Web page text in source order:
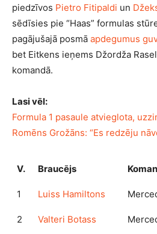
piedzīvos Pietro Fitipaldi un
sēdīsies pie “Haas” formulas
pagājušajā posmā apdegumus
bet Eitkens ieņems Džordža
komandā.
Lasi vēl:
Formula 1 pasaule atvieglota,
Romēns Grožāns: “Es redzēju
V. Braucējs
1 Luiss Hamiltons
2 Valteri Botass